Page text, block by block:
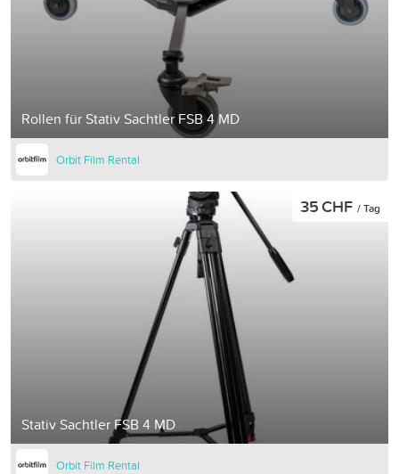
Rollen für Stativ Sachtler FSB 4 MD
Orbit Film Rental
Stativ Sachtler FSB 4 MD
35 CHF / Tag
Orbit Film Rental